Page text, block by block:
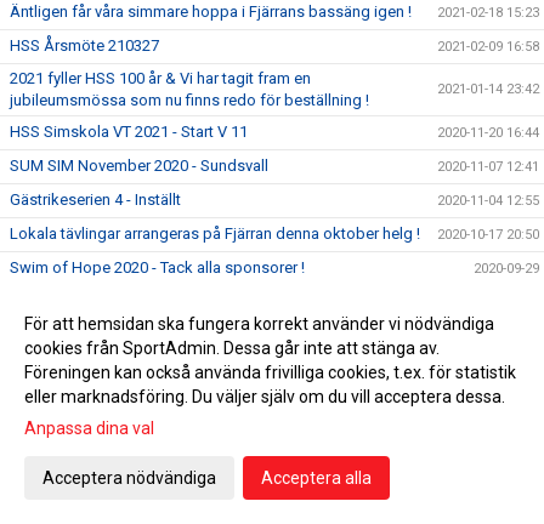
Äntligen får våra simmare hoppa i Fjärrans bassäng igen ! 2021-02-18 15:23
HSS Årsmöte 210327 2021-02-09 16:58
2021 fyller HSS 100 år & Vi har tagit fram en
jubileumsmössa som nu finns redo för beställning !
2021-01-14 23:42
HSS Simskola VT 2021 - Start V 11 2020-11-20 16:44
SUM SIM November 2020 - Sundsvall 2020-11-07 12:41
Gästrikeserien 4 - Inställt 2020-11-04 12:55
Lokala tävlingar arrangeras på Fjärran denna oktober helg ! 2020-10-17 20:50
Swim of Hope 2020 - Tack alla sponsorer ! 2020-09-29
Äntligen blev det dags för tävling ! 2020-09-19 14:39
Swim of Hope 22/9-2020 2020-08-25 20:00
Nytt datum för HSS Städdag Harnäsbadet 26/9 2020-08-18 03:31
Simskola HT 2020 - Start V 37 / September
Idag 2/6 börjar utesäsongen ute vid vårt vackra
Harnäsbadet !
För att hemsidan ska fungera korrekt använder vi nödvändiga
cookies från SportAdmin. Dessa går inte att stänga av.
Föreningen kan också använda frivilliga cookies, t.ex. för statistik
eller marknadsföring. Du väljer själv om du vill acceptera dessa.
Anpassa dina val
Acceptera nödvändiga Acceptera alla